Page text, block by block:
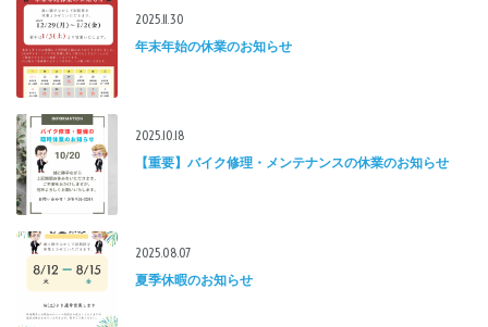
2025.11.30
年末年始の休業のお知らせ
2025.10.18
【重要】バイク修理・メンテナンスの休業のお知らせ
2025.08.07
夏季休暇のお知らせ